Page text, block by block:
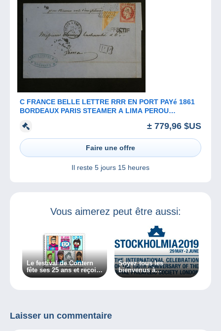
C FRANCE BELLE LETTRE RRR EN PORT PAYé 1861
BORDEAUX PARIS STEAMER A LIMA PEROU
± 779,96 $US
Faire une offre
Il reste 5 jours 15 heures
Vous aimerez peut être aussi:
Le festival de Contern
fête ses 25 ans et reçoit
son timbre de POST
Soyez tous les
bienvenus à
STOCKHOLMIA 2019
Laisser un commentaire